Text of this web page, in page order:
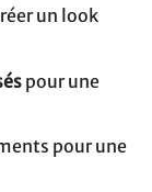
un look
pour une
pour une